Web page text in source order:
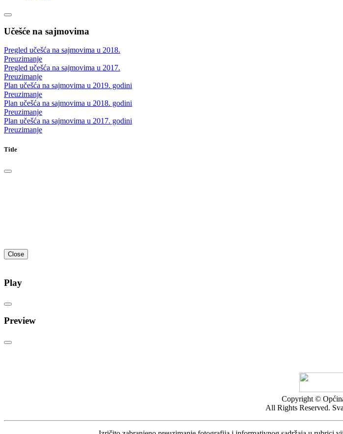
Učešće na sajmovima
Pregled učešća na sajmovima u 2018.
Preuzimanje
Pregled učešća na sajmovima u 2017.
Preuzimanje
Plan učešća na sajmovima u 2019. godini
Preuzimanje
Plan učešća na sajmovima u 2018. godini
Preuzimanje
Plan učešća na sajmovima u 2017. godini
Preuzimanje
Title
Close
Play
Preview
Copyright ©
All Rights Reserved.